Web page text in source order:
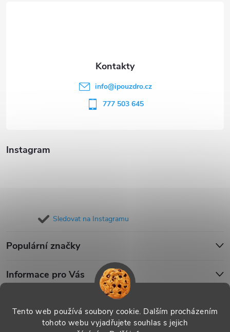
Tento web používá soubory cookie. Dalším procházením
tohoto webu vyjadřujete souhlas s jejich
Instagram
Sledovat na Instagramu
Populární značky
Informace pro Vás
info@ipouzdro.cz
777 503 645